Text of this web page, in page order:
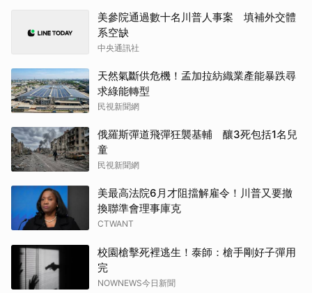
美參院通過數十名川普人事案 填補外交體
系空缺
中央通訊社
天然氣斷供危機！孟加拉紡織業產能暴跌尋
求綠能轉型
民視新聞網
俄羅斯彈道飛彈狂襲基輔 釀3死包括1名兒
童
民視新聞網
美最高法院6月才阻擋解雇令！川普又要撤
換聯準會理事庫克
CTWANT
校園槍擊死裡逃生！泰師：槍手剛好子彈用
完
NOWNEWS今日新聞